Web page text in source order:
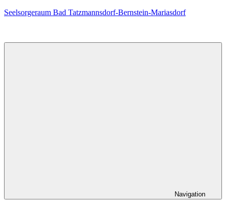
Zum
Seelsorgeraum Bad Tatzmannsdorf-Bernstein-Mariasdorf
Navigation